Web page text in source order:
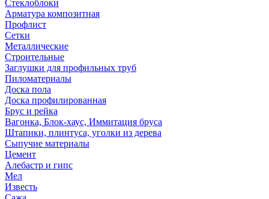
Стеклоблоки
Арматура композитная
Профлист
Сетки
Металлические
Строительные
Заглушки для профильных труб
Пиломатериалы
Доска пола
Доска профилированная
Брус и рейка
Вагонка, Блок-хаус, Иммитация бруса
Штапики, плинтуса, уголки из дерева
Сыпучие материалы
Цемент
Алебастр и гипс
Мел
Известь